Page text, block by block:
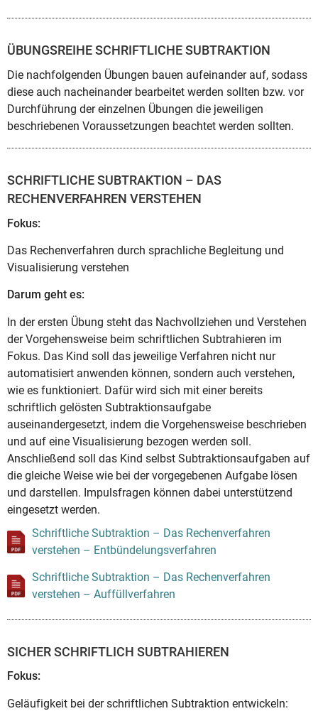
ÜBUNGSREIHE SCHRIFTLICHE SUBTRAKTION
Die nachfolgenden Übungen bauen aufeinander auf, sodass
diese auch nacheinander bearbeitet werden sollten bzw. vor
Durchführung der einzelnen Übungen die jeweiligen
beschriebenen Voraussetzungen beachtet werden sollten.
SCHRIFTLICHE SUBTRAKTION – DAS
RECHENVERFAHREN VERSTEHEN
Fokus:
Das Rechenverfahren durch sprachliche Begleitung und
Visualisierung verstehen
Darum geht es:
In der ersten Übung steht das Nachvollziehen und Verstehen
der Vorgehensweise beim schriftlichen Subtrahieren im
Fokus. Das Kind soll das jeweilige Verfahren nicht nur
automatisiert anwenden können, sondern auch verstehen,
wie es funktioniert. Dafür wird sich mit einer bereits
schriftlich gelösten Subtraktionsaufgabe
auseinandergesetzt, indem die Vorgehensweise beschrieben
und auf eine Visualisierung bezogen werden soll.
Anschließend soll das Kind selbst Subtraktionsaufgaben auf
die gleiche Weise wie bei der vorgegebenen Aufgabe lösen
und darstellen. Impulsfragen können dabei unterstützend
eingesetzt werden.
Schriftliche Subtraktion – Das Rechenverfahren
verstehen – Entbündelungsverfahren
Schriftliche Subtraktion – Das Rechenverfahren
verstehen – Auffüllverfahren
SICHER SCHRIFTLICH SUBTRAHIEREN
Fokus:
Geläufigkeit bei der schriftlichen Subtraktion entwickeln: